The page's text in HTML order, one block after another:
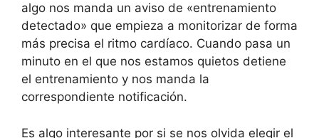
algo nos manda un aviso de «entrenamiento
detectado» que empieza a monitorizar de forma
más precisa el ritmo cardíaco. Cuando pasa un
minuto en el que nos estamos quietos detiene
el entrenamiento y nos manda la
correspondiente notificación.
Es algo interesante por si se nos olvida elegir el